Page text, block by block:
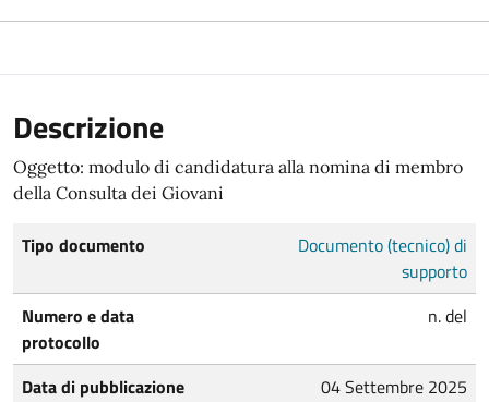
Descrizione
Oggetto: modulo di candidatura alla nomina di membro
della Consulta dei Giovani
Tipo documento
Documento (tecnico) di
supporto
Numero e data
protocollo
n. del
Data di pubblicazione
04 Settembre 2025